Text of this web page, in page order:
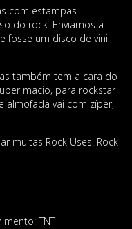
com estampas
do rock. Enviamos a
fosse um disco de vinil,
também tem a cara do
macio, para rockstar
almofada vai com zíper,
muitas Rock Uses. Rock
TNT